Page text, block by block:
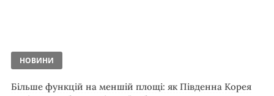
НОВИНИ
Більше функцій на меншій площі: як Південна Корея